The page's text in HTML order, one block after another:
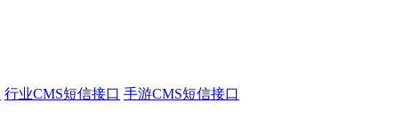
行业CMS短信接口 手游CMS短信接口